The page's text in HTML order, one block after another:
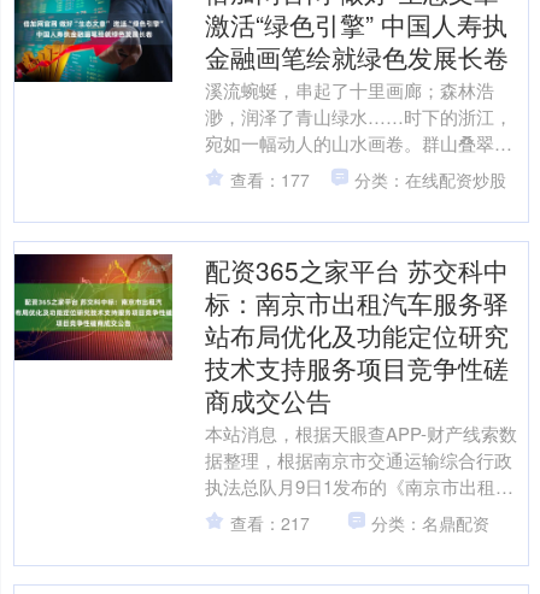
激活“绿色引擎” 中国人寿执
金融画笔绘就绿色发展长卷
溪流蜿蜒，串起了十里画廊；森林浩
渺，润泽了青山绿水……时下的浙江，
宛如一幅动人的山水画卷。群山叠翠，
如翡翠屏风绵延；碧波潋滟，似绸缎铺
展于大地。在“绿水青山就是....
查看：177 分类：在线配资炒股
配资365之家平台 苏交科中
标：南京市出租汽车服务驿
站布局优化及功能定位研究
技术支持服务项目竞争性磋
商成交公告
本站消息，根据天眼查APP-财产线索数
据整理，根据南京市交通运输综合行政
执法总队月9日1发布的《南京市出租汽
车服务驿站布局优化及功能定位研究技
术支持服务项目竞争....
查看：217 分类：名鼎配资